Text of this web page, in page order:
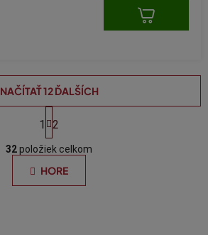
O
v
l
á
NAČÍTAŤ 12 ĎALŠÍCH
S
t
r
á
n
k
o
1 2
32položiek celkom
HORE